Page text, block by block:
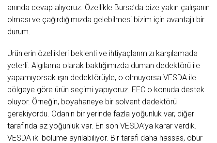
anında cevap alıyoruz. Özellikle Bursa’da bize yakın çalışanın
olması ve çağırdığımızda gelebilmesi bizim için avantajlı bir
durum.
Ürünlerin özellikleri beklenti ve ihtiyaçlarımızı karşılamada
yeterli. Algılama olarak baktığımızda duman dedektörü ile
yapamıyorsak ışın dedektörüyle, o olmuyorsa VESDA ile
bölgeye göre ürün seçimi yapıyoruz. EEC o konuda destek
oluyor. Örneğin, boyahaneye bir solvent dedektörü
gerekiyordu. Odanın bir yerinde fazla yoğunluk var, diğer
tarafında az yoğunluk var. En son VESDA’ya karar verdik.
VESDA iki bölüme ayrılabiliyor. Bir tarafı daha hassas, öbür